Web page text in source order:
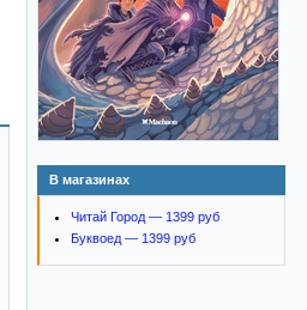
В магазинах
Читай Город — 1399 руб
Буквоед — 1399 руб